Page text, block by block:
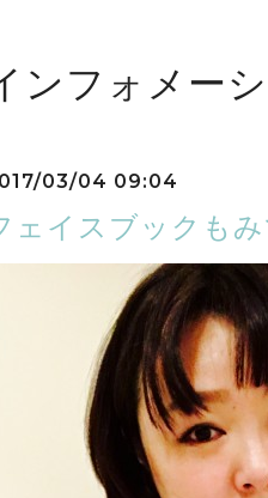
ンフォメー
03/04 09:04
ェイスブックも